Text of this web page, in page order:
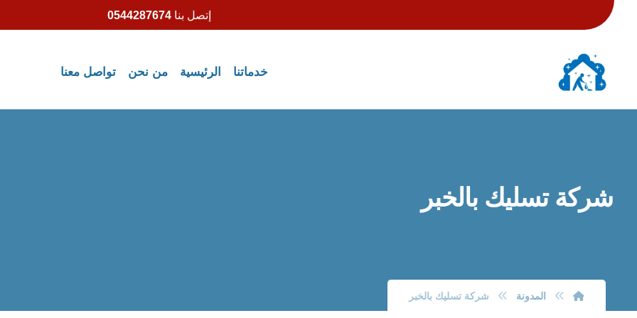
إتصل بنا 0544287674
خدماتنا الرئيسية من نحن تواصل معنا
شركة تسليك بالخبر
المدونة شركة تسليك بالخبر